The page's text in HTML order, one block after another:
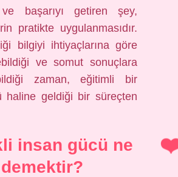
başarıyı getiren şey,
pratikte uygulanmasıdır.
bilgiyi ihtiyaçlarına göre
ve somut sonuçlara
zaman, eğitimli bir
haline geldiği bir süreçten
insan gücü ne
demektir?